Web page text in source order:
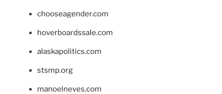
chooseagender.com
hoverboardssale.com
alaskapolitics.com
stsmp.org
manoelneves.com